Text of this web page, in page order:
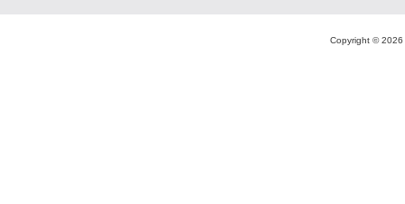
Copyright ©2026